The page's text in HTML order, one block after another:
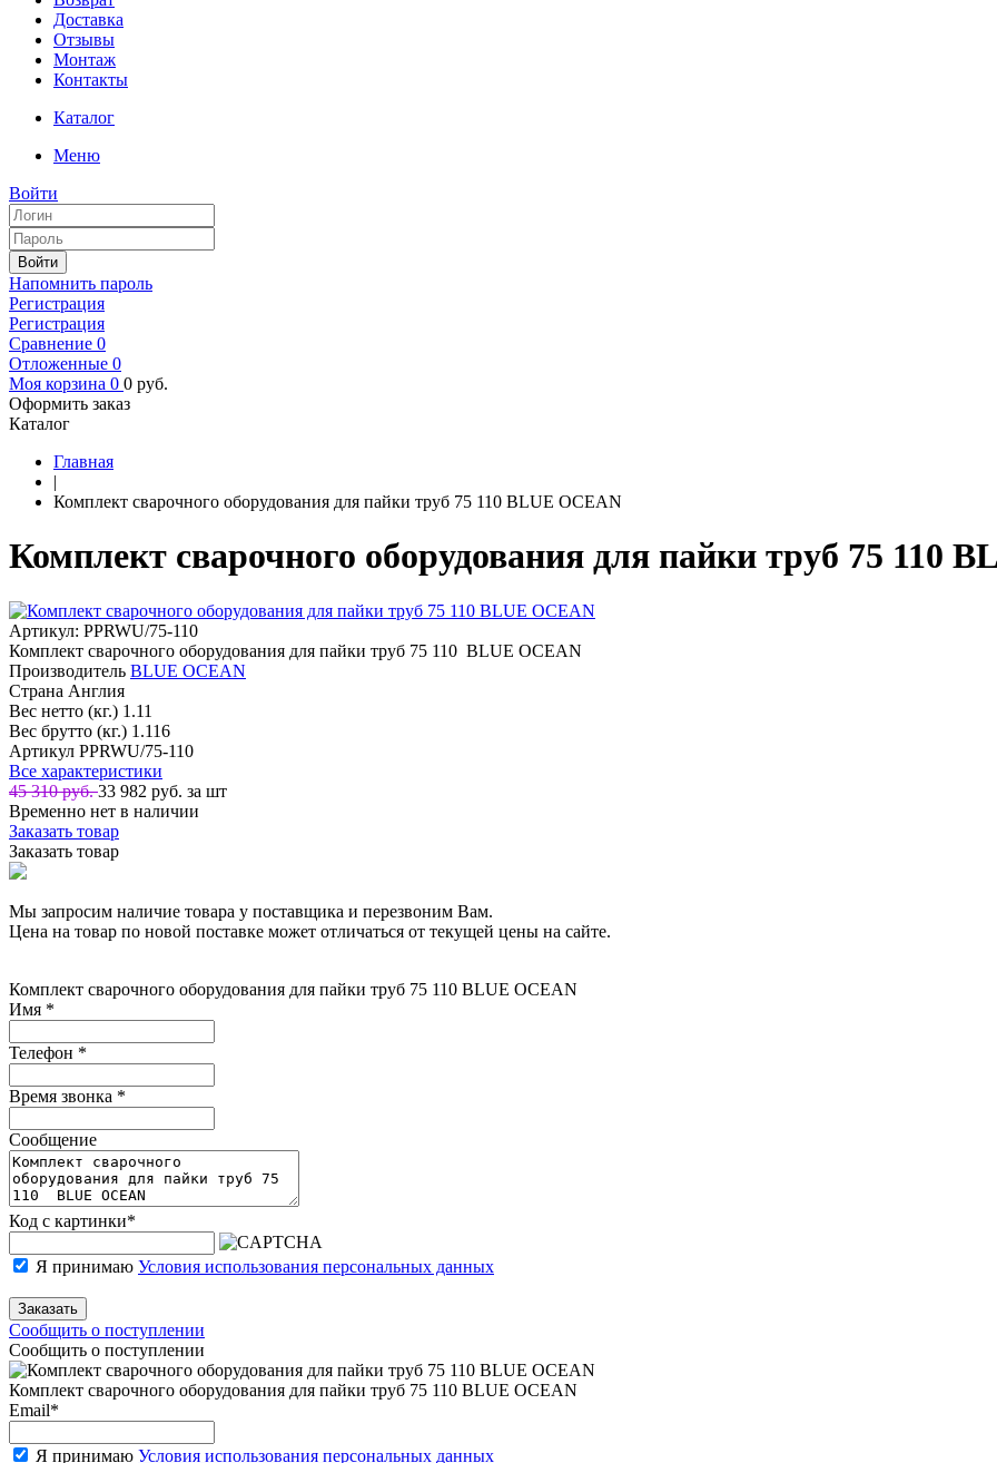
Доставка
Отзывы
Монтаж
Контакты
Каталог
Меню
Войти
Войти
Напомнить пароль
Регистрация
Регистрация
Сравнение 0
Отложенные 0
Моя корзина 0 0 руб.
Оформить заказ
Каталог
Главная
|
Комплект сварочного оборудования для пайки труб 75 110 BLUE OCEAN
Комплект сварочного оборудования для пайки труб 75 110
Артикул: PPRWU/75-110
Комплект сварочного оборудования для пайки труб 75 110 BLUE OCEAN
Производитель BLUE OCEAN
Страна Англия
Вес нетто (кг.) 1.11
Вес брутто (кг.) 1.116
Артикул PPRWU/75-110
Все характеристики
45 310 руб.33 982 руб. за шт
Временно нет в наличии
Заказать товар
Заказать товар
Мы запросим наличие товара у поставщика и перезвоним Вам.
Цена на товар по новой поставке может отличаться от текущей цены на сайте.
Комплект сварочного оборудования для пайки труб 75 110 BLUE OCEAN
Имя *
Телефон *
Время звонка *
Сообщение
Код с картинки*
Я принимаю Условия использования персональных данных
Заказать
Сообщить о поступлении
Сообщить о поступлении
Комплект сварочного оборудования для пайки труб 75 110 BLUE OCEAN
Email*
Я принимаю Условия использования персональных данных